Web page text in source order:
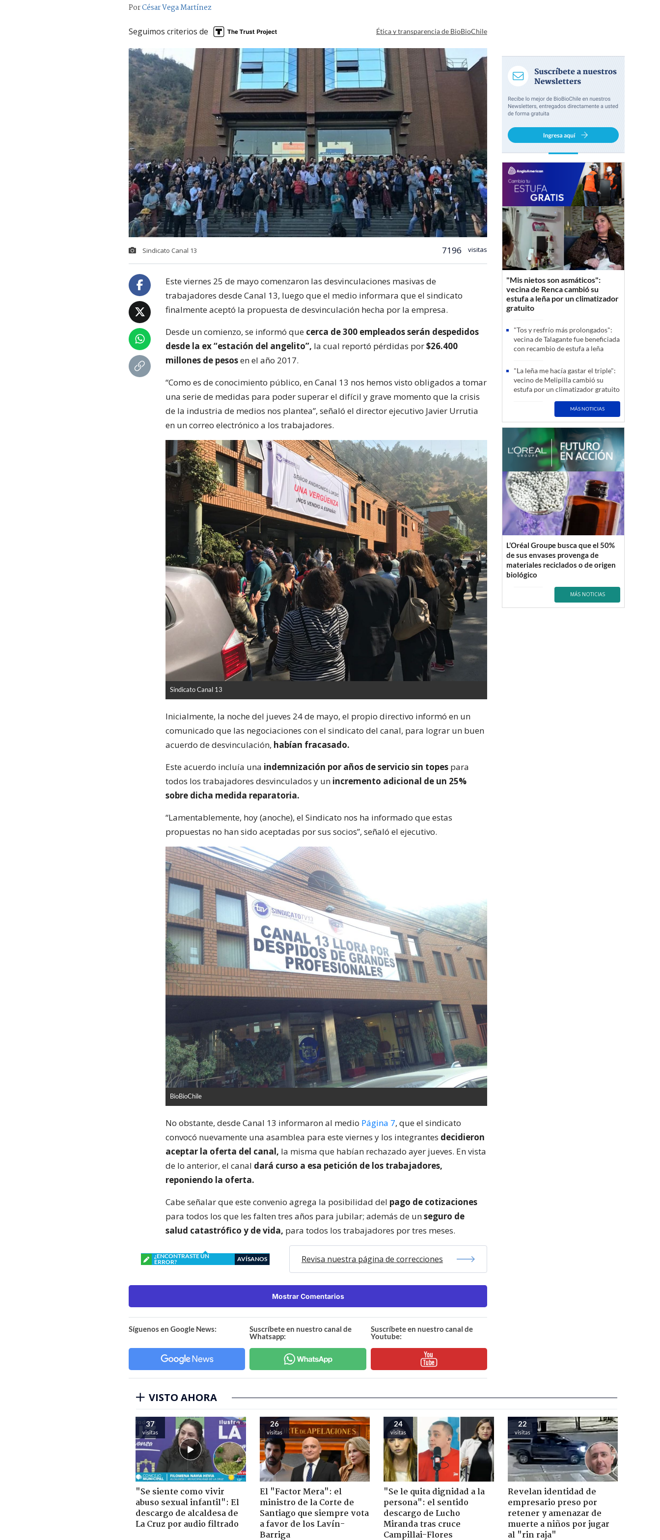
PorCésar Vega Martínez
Seguimos criterios de Ética y transparencia de BioBioChile
Sindicato Canal 13 7196 visitas
Este viernes 25 de mayo comenzaron las desvinculaciones masivas de
trabajadores desde Canal 13, luego que el medio informara que el sindicato
finalmente aceptó la propuesta de desvinculación hecha por la empresa.
Desde un comienzo, se informó que cerca de 300 empleados serán despedidos
desde la ex “estación del angelito”, la cual reportó pérdidas por$26.400
millones de pesosen el año 2017.
“Como es de conocimiento público, en Canal 13 nos hemos visto obligados a tomar
una serie de medidas para poder superar el difícil y grave momento que la crisis
de la industria de medios nos plantea”, señaló el director ejecutivo Javier Urrutia
en un correo electrónico a los trabajadores.
Sindicato Canal 13
Inicialmente, la noche del jueves 24 de mayo, el propio directivo informó en un
comunicado que las negociaciones con el sindicato del canal, para lograr un buen
acuerdo de desvinculación, habían fracasado.
Este acuerdo incluía una indemnización por años de servicio sin topes para
todos los trabajadores desvinculados y un incremento adicional de un 25%
sobre dicha medida reparatoria.
“Lamentablemente, hoy (anoche), el Sindicato nos ha informado que estas
propuestas no han sido aceptadas por sus socios”, señaló el ejecutivo.
BioBioChile
No obstante, desde Canal 13 informaron al medio Página 7, que el sindicato
convocó nuevamente una asamblea para este viernes y los integrantes decidieron
aceptar la oferta del canal, la misma que habían rechazado ayer jueves. En vista
de lo anterior, el canal dará curso a esa petición de los trabajadores,
reponiendo la oferta.
Cabe señalar que este convenio agrega la posibilidad del pago de cotizaciones
para todos los que les falten tres años para jubilar; además de unseguro de
salud catastrófico y de vida, para todos los trabajadores por tres meses.
¿ENCONTRASTE UN
ERROR?
AVÍSANOS Revisa nuestra página de correcciones
Mostrar Comentarios
Síguenos en Google News:
Suscríbete en nuestro canal de
Whatsapp:
Suscríbete en nuestro canal de
Youtube:
"Mis nietos son asmáticos":
vecina de Renca cambió su
estufa a leña por un climatizador
gratuito
"Tos y resfrío más prolongados":
vecina de Talagante fue beneficiada
con recambio de estufa a leña
"La leña me hacía gastar el triple":
vecino de Melipilla cambió su
estufa por un climatizador gratuito
MÁS NOTICIAS
L’Oréal Groupe busca que el 50%
de sus envases provenga de
materiales reciclados o de origen
biológico
MÁS NOTICIAS
VISTO AHORA
37
visitas
"Se siente como vivir
abuso sexual infantil": El
descargo de alcaldesa de
La Cruz por audio filtrado
26
visitas
El "Factor Mera": el
ministro de la Corte de
Santiago que siempre vota
a favor de los Lavín-
Barriga
24
visitas
"Se le quita dignidad a la
persona": el sentido
descargo de Lucho
Miranda tras cruce
Campillai-Flores
22
visitas
Revelan identidad de
empresario preso por
retener y amenazar de
muerte a niños por jugar
al "rin raja"